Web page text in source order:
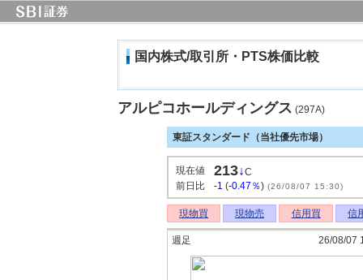
国内株式/取引所・PTS株価比較
アルピコホールディングス (297A)
東証スタンダード（当社優先市場）
現在値 213↓C
前日比
-1 (-0.47％) (26/08/07 15:30)
現物買 現物売 信用買 信
週足 26/08/07